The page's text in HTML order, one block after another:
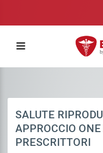
SALUTE
APPROCCIO
PRESCRITTORI